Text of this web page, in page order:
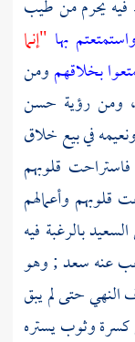
فيه يحرم من طيب
بها "إنما
بخلاقهمومن
، ومن رؤية حسن
في بيع خلاق
قلوبهم
قلوبهم وأعمالهم
بالرغبة فيه
عنه سعد ; وهو
حتى لم يبق
وثوب يستره